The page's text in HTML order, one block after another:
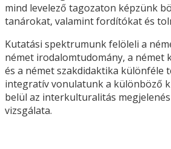
mind levelező tagozaton képzünk
tanárokat, valamint fordítókat és
Kutatási spektrumunk felöleli a
német irodalomtudomány, a német
és a német szakdidaktika különféle
integratív vonulatunk a különböző
belül az interkulturalitás
vizsgálata.